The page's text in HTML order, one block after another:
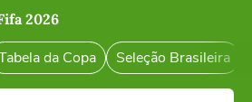
2026
da Copa Seleção Brasileira